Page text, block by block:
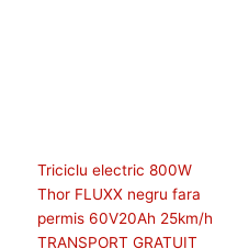
Triciclu electric 800W
Thor FLUXX negru fara
permis 60V20Ah 25km/h
TRANSPORT GRATUIT